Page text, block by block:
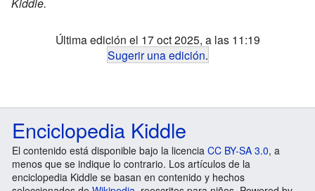
Última edición el 17 oct 2025, a las 11:19
Sugerir una edición.
Enciclopedia Kiddle
El contenido está disponible bajo la licencia CC BY-SA 3.0, a
menos que se indique lo contrario. Los artículos de la
enciclopedia Kiddle se basan en contenido y hechos